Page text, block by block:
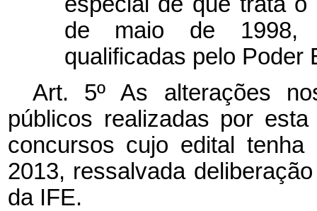
de maio de 1998,
qualificadas pelo Poder
Art. 5º As alterações
públicos realizadas por
concursos cujo edital
2013, ressalvada
da IFE.